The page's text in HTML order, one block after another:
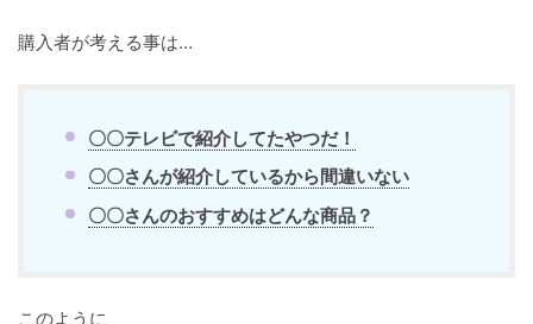
購入者が考える事は…
〇〇テレビで紹介してたやつだ！
〇〇さんが紹介しているから間違いない
〇〇さんのおすすめはどんな商品？
このように